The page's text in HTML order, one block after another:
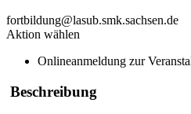
fortbildung@lasub.smk.sachsen.de
Aktion wählen
Onlineanmeldung zur
Beschreibung